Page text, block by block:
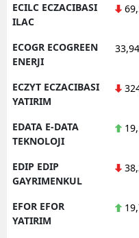
ECILC ECZACIBASI
ILAC
ECOGR ECOGREEN
ENERJI
33,94
ECZYT ECZACIBASI
YATIRIM
EDATA E-DATA
TEKNOLOJI
EDIP EDIP
GAYRIMENKUL
EFOR EFOR
YATIRIM